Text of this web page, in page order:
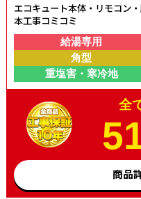
エコキュート本体・リモコン
本工事コミコミ
給湯専用
角型
重塩害・寒冷地
全
商品